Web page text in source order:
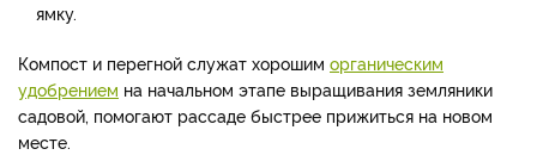
ямку.
Компост и перегной служат хорошим органическим
удобрением на начальном этапе выращивания земляники
садовой, помогают рассаде быстрее прижиться на новом
месте.